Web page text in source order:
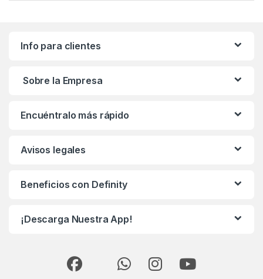
Info para clientes
Sobre la Empresa
Encuéntralo más rápido
Avisos legales
Beneficios con Definity
¡Descarga Nuestra App!